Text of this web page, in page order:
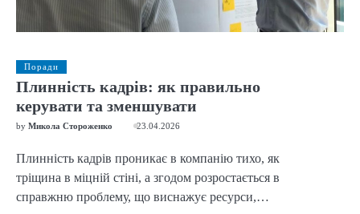
Поради
Плинність кадрів: як правильно
керувати та зменшувати
by Микола Стороженко 23.04.2026
Плинність кадрів проникає в компанію тихо, як
тріщина в міцній стіні, а згодом розростається в
справжню проблему, що виснажує ресурси,…